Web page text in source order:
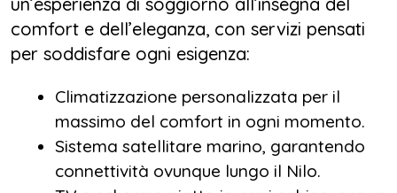
dotate di ampie finestre panoramiche, ti
permetteranno di ammirare il Nilo in tutta la
sua bellezza direttamente dalla tua stanza.
Ogni giornata sarà un’immersione nella
storia, con visite a templi grandiosi, siti
archeologici millenari e città leggendarie,
accompagnato da guide esperte pronte a
comfort e dell’eleganza, con servizi pensati
per soddisfare ogni esigenza:
Climatizzazione personalizzata per il
massimo del comfort in ogni momento.
Sistema satellitare marino, garantendo
connettività ovunque lungo il Nilo.